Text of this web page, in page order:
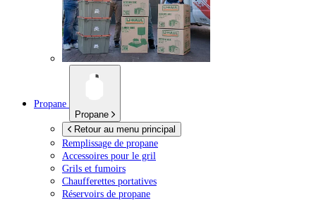
Propane
Propane
Retour au menu principal
Remplissage de propane
Accessoires pour le gril
Grils et fumoirs
Chaufferettes portatives
Réservoirs de propane